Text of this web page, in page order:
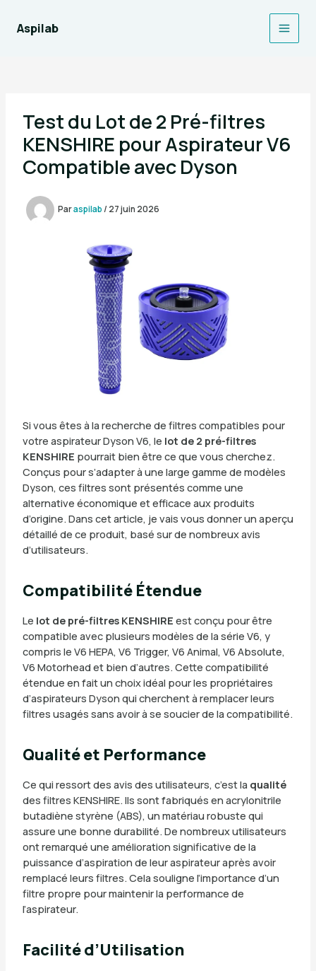
contenu
Aspilab
Main
Test du Lot de 2 Pré-filtres
KENSHIRE pour Aspirateur V6
Compatible avec Dyson
Paraspilab/ 27 juin 2026
Si vous êtes à la recherche de filtres compatibles pour
votre aspirateur Dyson V6, le lot de 2 pré-filtres
KENSHIRE pourrait bien être ce que vous cherchez.
Conçus pour s’adapter à une large gamme de modèles
Dyson, ces filtres sont présentés comme une
alternative économique et efficace aux produits
d’origine. Dans cet article, je vais vous donner un aperçu
détaillé de ce produit, basé sur de nombreux avis
d’utilisateurs.
Compatibilité Étendue
Le lot de pré-filtres KENSHIRE est conçu pour être
compatible avec plusieurs modèles de la série V6, y
compris le V6 HEPA, V6 Trigger, V6 Animal, V6 Absolute,
V6 Motorhead et bien d’autres. Cette compatibilité
étendue en fait un choix idéal pour les propriétaires
d’aspirateurs Dyson qui cherchent à remplacer leurs
filtres usagés sans avoir à se soucier de la compatibilité.
Qualité et Performance
Ce qui ressort des avis des utilisateurs, c’est la qualité
des filtres KENSHIRE. Ils sont fabriqués en acrylonitrile
butadiène styrène (ABS), un matériau robuste qui
assure une bonne durabilité. De nombreux utilisateurs
ont remarqué une amélioration significative de la
puissance d’aspiration de leur aspirateur après avoir
remplacé leurs filtres. Cela souligne l’importance d’un
filtre propre pour maintenir la performance de
l’aspirateur.
Facilité d’Utilisation